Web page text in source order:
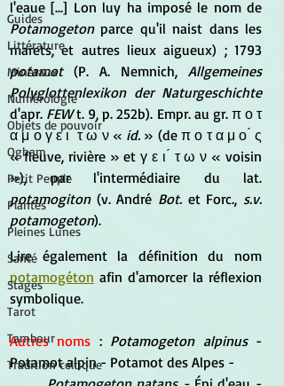
Guides
Littérature
Minéraux
Numérologie
Objets de pouvoir
Ogham
Petit Peuple
Plantes
Pleines Lunes
Santé
Stages
Tarot
Tambour
Tradition celtique
Potamogeton parce qu'il naist dans les
potamot (P. A. Nemnich, Allgemeines
Polyglottenlexikon der Naturgeschichte
d'apr. FEW t. 9, p. 252b). Empr. au gr. π ο τ
α μ ο γ ε ι ́ τ ω ν « id. » (de π ο τ α μ ο ́ ς
« fleuve, rivière » et γ ε ι ́ τ ω ν « voisin
potamogiton (v. André Bot. et Forc., s.v.
potamogeton).
potamogéton afin d'amorcer la réflexion
symbolique.
Autres noms : Potamogeton alpinus -
Potamot alpin - Potamot des Alpes -